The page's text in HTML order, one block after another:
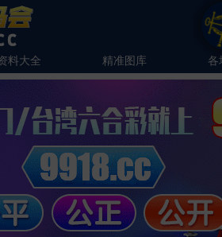
料大全 精准图库 各